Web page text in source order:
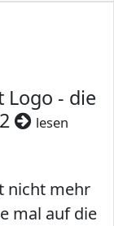
Logo - die
lesen
nicht mehr
mal auf die